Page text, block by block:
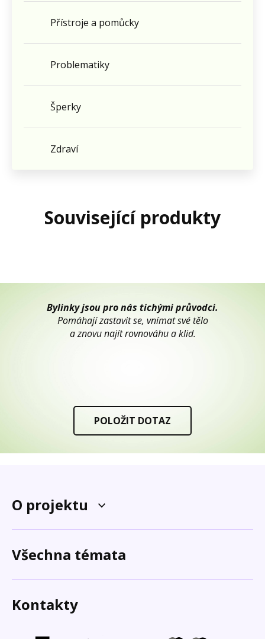
Přístroje a pomůcky
Problematiky
Šperky
Zdraví
Související produkty
Bylinky jsou pro nás tichými průvodci.
Pomáhají zastavit se, vnímat své tělo
a znovu najít rovnováhu a klid.
POLOŽIT DOTAZ
O projektu
Všechna témata
Kontakty